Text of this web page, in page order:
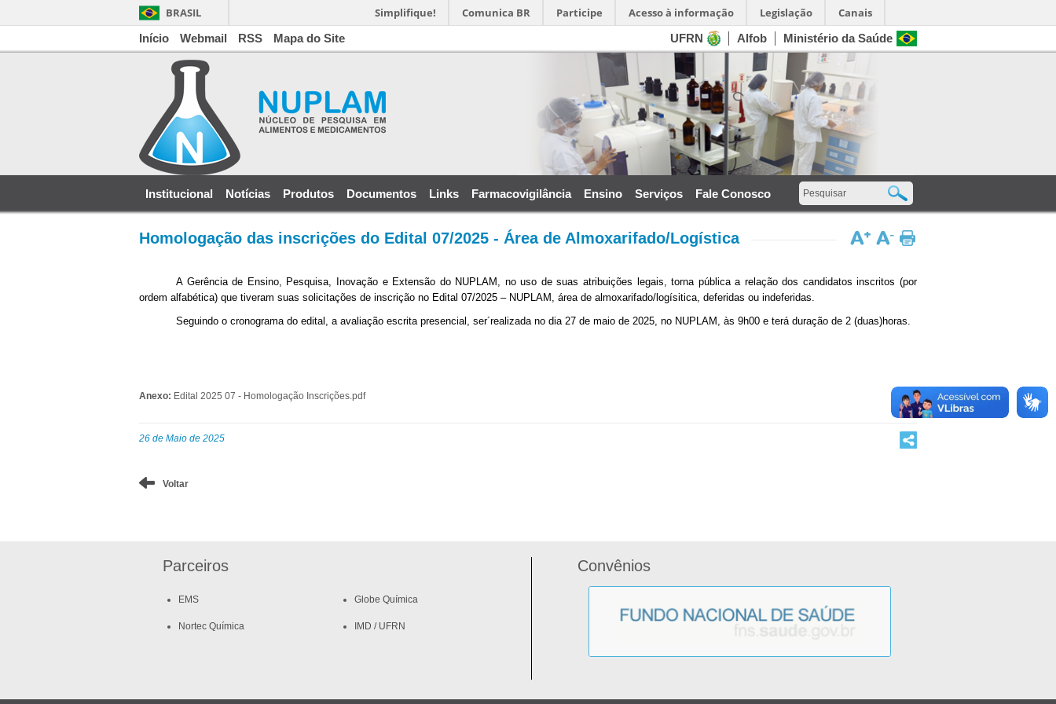
BRASIL Simplifique! Comunica BR Participe Acesso à informação Legislação Canais
Início Webmail RSS Mapa do Site Ministério da Saúde
Alfob
UFRN
Institucional Notícias Produtos Documentos Links Farmacovigilância Ensino Serviços Fale Conosco
Homologação das inscrições do Edital 07/2025 - Área de Almoxarifado/Logística
A Gerência de Ensino, Pesquisa, Inovação e Extensão do NUPLAM, no uso de suas atribuições legais, torna pública a relação dos candidatos inscritos (por
ordem alfabética) que tiveram suas solicitações de inscrição no Edital 07/2025 – NUPLAM, área de almoxarifado/logísitica, deferidas ou indeferidas.
Seguindo o cronograma do edital, a avaliação escrita presencial, ser´realizada no dia 27 de maio de 2025, no NUPLAM, às 9h00 e terá duração de 2 (duas)horas.
Anexo: Edital 2025 07 - Homologação Inscrições.pdf
26 de Maio de 2025
Voltar
Parceiros
EMS
Nortec Química
Globe Química
IMD / UFRN
Convênios